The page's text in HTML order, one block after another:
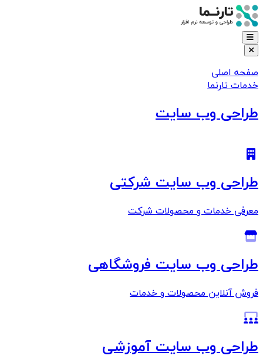
صفحه اصلی
خدمات تارنما
طراحی وب سایت
طراحی وب سایت شرکتی
معرفی خدمات و محصولات شرکت
طراحی وب سایت فروشگاهی
فروش آنلاین محصولات و خدمات
طراحی وب سایت آموزشی